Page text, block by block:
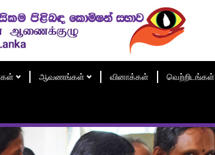
ஆவணங்கள் வினாக்கள் வெற்றிடங்கள்